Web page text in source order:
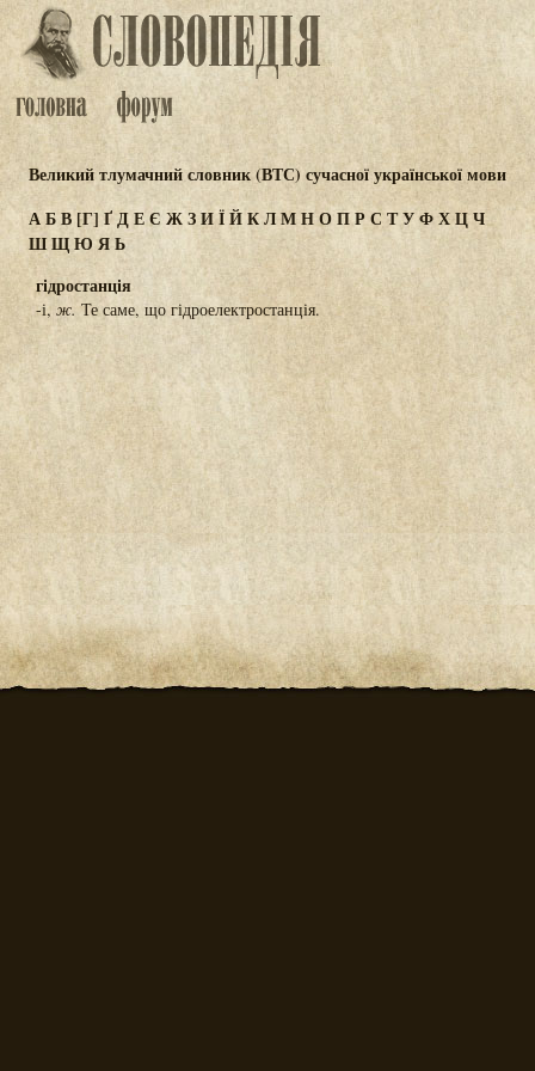
Великий тлумачний словник (ВТС) сучасної української мови
АБВ[Г] ҐДЕЄ ЖЗИЇЙКЛМНОПР СТУФХЦЧ
ШЩЮЯЬ
гідростанція
-і, ж. Те саме, що гідроелектростанція.